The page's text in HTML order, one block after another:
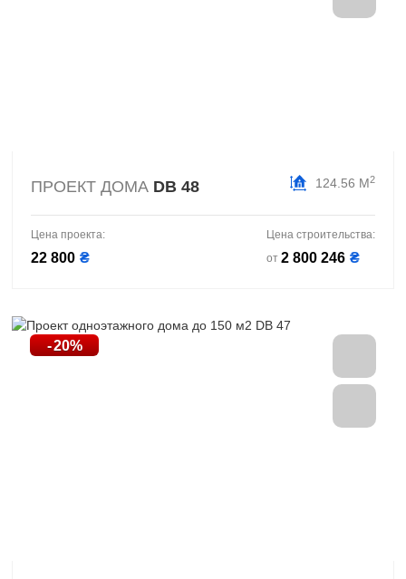
ПРОЕКТ ДОМА DB 48 124.56 М2
Цена проекта:
22 800 ₴
Цена строительства:
от 2 800 246 ₴